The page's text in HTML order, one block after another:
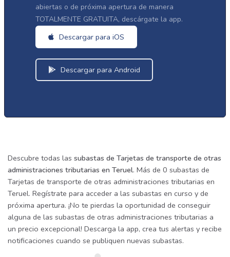
abiertas o de próxima apertura de manera
TOTALMENTE GRATUITA, descárgate la app.
Descargar para iOS
Descargar para Android
Descubre todas las subastas de Tarjetas de transporte de otras
administraciones tributarias en Teruel. Más de 0 subastas de
Tarjetas de transporte de otras administraciones tributarias en
Teruel. Regístrate para acceder a las subastas en curso y de
próxima apertura. ¡No te pierdas la oportunidad de conseguir
alguna de las subastas de otras administraciones tributarias a
un precio excepcional! Descarga la app, crea tus alertas y recibe
notificaciones cuando se publiquen nuevas subastas.